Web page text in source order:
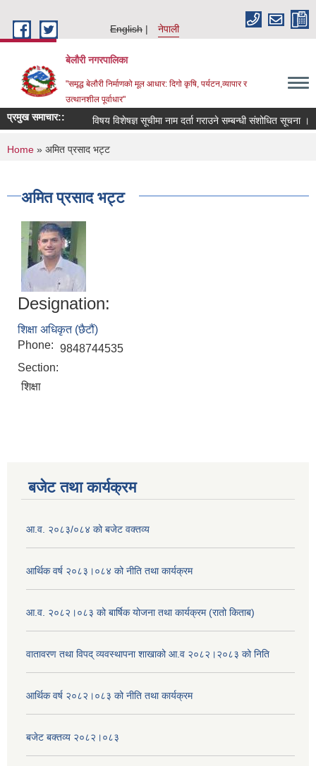
English
नेपाली
बेलौरी नगरपालिका
"समृद्ध बेलौरी निर्माणको मूल आधार: दिगो कृषि, पर्यटन,व्यापार र
उत्थानशील पूर्वाधार"
प्रमुख समाचार:: विषय विशेषज्ञ सूचीमा नाम दर्ता गराउने सम्बन्धी संशोधित सूचना ।
You are here
Home » अमित प्रसाद भट्ट
अमित प्रसाद भट्ट
Designation:
शिक्षा अधिकृत (छैटौं)
Phone: 9848744535
Section:
शिक्षा
बजेट तथा कार्यक्रम
आ.व. २०८३/०८४ को बजेट वक्तव्य
आर्थिक वर्ष २०८३।०८४ को नीति तथा कार्यक्रम
आ.व. २०८२।०८३ को बार्षिक योजना तथा कार्यक्रम (रातो किताब)
वातावरण तथा विपद् व्यवस्थापना शाखाको आ.व २०८२।२०८३ को निति
आर्थिक वर्ष २०८२।०८३ को नीति तथा कार्यक्रम
बजेट बक्तव्य २०८२।०८३